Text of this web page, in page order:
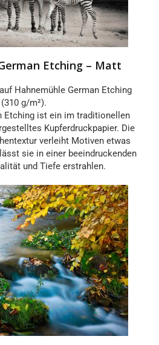
Etching – Matt
Hahnemühle German Etching
(310 g/m²).
Etching ist ein im traditionellen
Kupferdruckpapier. Die
verleiht Motiven etwas
sie in einer beeindruckenden
und Tiefe erstrahlen.